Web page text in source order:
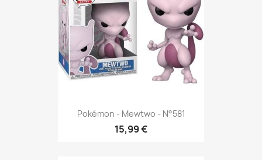
Pokémon - Mewtwo - N°581
15,99 €